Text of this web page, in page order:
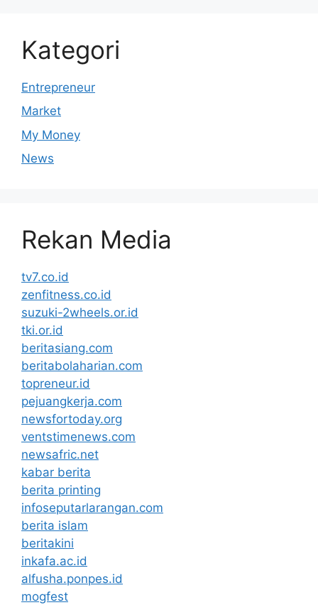
Kategori
Entrepreneur
Market
My Money
News
Rekan Media
tv7.co.id
zenfitness.co.id
suzuki-2wheels.or.id
tki.or.id
beritasiang.com
beritabolaharian.com
topreneur.id
pejuangkerja.com
newsfortoday.org
ventstimenews.com
newsafric.net
kabar berita
berita printing
infoseputarlarangan.com
berita islam
beritakini
inkafa.ac.id
alfusha.ponpes.id
mogfest